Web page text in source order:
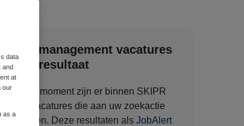
Zorgmanagement vacatures
zoekresultaat
Op dit moment zijn er binnen SKIPR
127 vacatures die aan uw zoekactie
voldoen. Deze resultaten als JobAlert
data
and
at
our
as a